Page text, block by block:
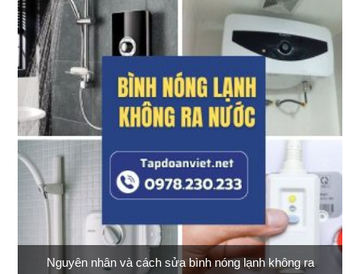
Nguyên nhân và cách sửa bình nóng lạnh không ra